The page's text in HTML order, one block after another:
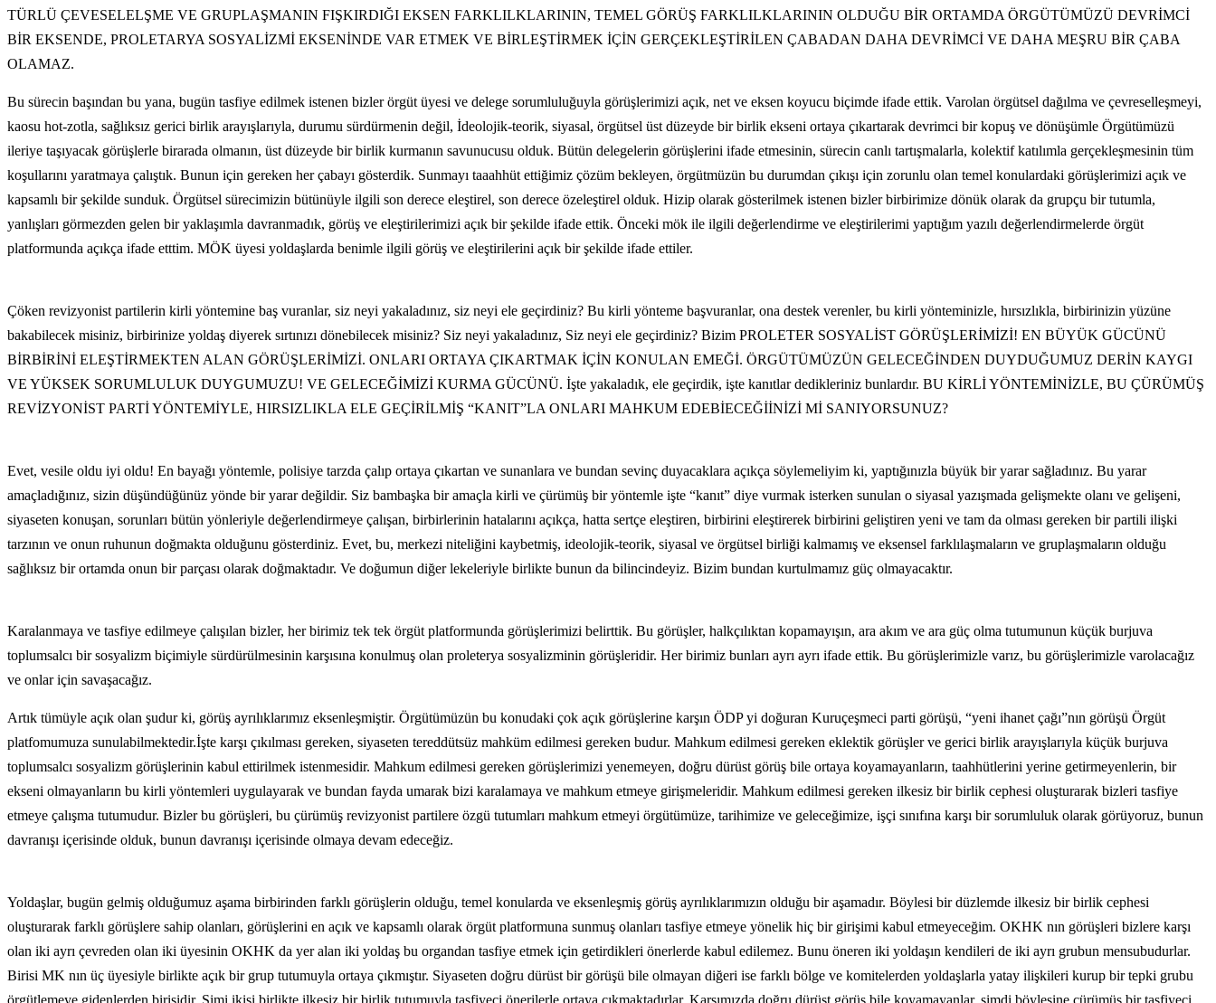
TÜRLÜ ÇEVESELELŞME VE GRUPLAŞMANIN FIŞKIRDIĞI EKSEN FARKLILKLARININ, TEMEL GÖRÜŞ FARKLILKLARININ OLDUĞU BİR ORTAMDA ÖRGÜTÜMÜZÜ DEVRİMCİ
BİR EKSENDE, PROLETARYA SOSYALİZMİ EKSENİNDE VAR ETMEK VE BİRLEŞTİRMEK İÇİN GERÇEKLEŞTİRİLEN ÇABADAN DAHA DEVRİMCİ VE DAHA MEŞRU BİR ÇABA
OLAMAZ.
Bu sürecin başından bu yana, bugün tasfiye edilmek istenen bizler örgüt üyesi ve delege sorumluluğuyla görüşlerimizi açık, net ve eksen koyucu biçimde ifade ettik. Varolan örgütsel dağılma ve çevreselleşmeyi,
kaosu hot-zotla, sağlıksız gerici birlik arayışlarıyla, durumu sürdürmenin değil, İdeolojik-teorik, siyasal, örgütsel üst düzeyde bir birlik ekseni ortaya çıkartarak devrimci bir kopuş ve dönüşümle Örgütümüzü
ileriye taşıyacak görüşlerle birarada olmanın, üst düzeyde bir birlik kurmanın savunucusu olduk. Bütün delegelerin görüşlerini ifade etmesinin, sürecin canlı tartışmalarla, kolektif katılımla gerçekleşmesinin tüm
koşullarını yaratmaya çalıştık. Bunun için gereken her çabayı gösterdik. Sunmayı taaahhüt ettiğimiz çözüm bekleyen, örgütmüzün bu durumdan çıkışı için zorunlu olan temel konulardaki görüşlerimizi açık ve
kapsamlı bir şekilde sunduk. Örgütsel sürecimizin bütünüyle ilgili son derece eleştirel, son derece özeleştirel olduk. Hizip olarak gösterilmek istenen bizler birbirimize dönük olarak da grupçu bir tutumla,
yanlışları görmezden gelen bir yaklaşımla davranmadık, görüş ve eleştirilerimizi açık bir şekilde ifade ettik. Önceki mök ile ilgili değerlendirme ve eleştirilerimi yaptığım yazılı değerlendirmelerde örgüt
platformunda açıkça ifade etttim. MÖK üyesi yoldaşlarda benimle ilgili görüş ve eleştirilerini açık bir şekilde ifade ettiler.
Çöken revizyonist partilerin kirli yöntemine baş vuranlar, siz neyi yakaladınız, siz neyi ele geçirdiniz? Bu kirli yönteme başvuranlar, ona destek verenler, bu kirli yönteminizle, hırsızlıkla, birbirinizin yüzüne
bakabilecek misiniz, birbirinize yoldaş diyerek sırtınızı dönebilecek misiniz? Siz neyi yakaladınız, Siz neyi ele geçirdiniz? Bizim PROLETER SOSYALİST GÖRÜŞLERİMİZİ! EN BÜYÜK GÜCÜNÜ
BİRBİRİNİ ELEŞTİRMEKTEN ALAN GÖRÜŞLERİMİZİ. ONLARI ORTAYA ÇIKARTMAK İÇİN KONULAN EMEĞİ. ÖRGÜTÜMÜZÜN GELECEĞİNDEN DUYDUĞUMUZ DERİN KAYGI
VE YÜKSEK SORUMLULUK DUYGUMUZU! VE GELECEĞİMİZİ KURMA GÜCÜNÜ. İşte yakaladık, ele geçirdik, işte kanıtlar dedikleriniz bunlardır. BU KİRLİ YÖNTEMİNİZLE, BU ÇÜRÜMÜŞ
REVİZYONİST PARTİ YÖNTEMİYLE, HIRSIZLIKLA ELE GEÇİRİLMİŞ “KANIT”LA ONLARI MAHKUM EDEBİECEĞİİNİZİ Mİ SANIYORSUNUZ?
Evet, vesile oldu iyi oldu! En bayağı yöntemle, polisiye tarzda çalıp ortaya çıkartan ve sunanlara ve bundan sevinç duyacaklara açıkça söylemeliyim ki, yaptığınızla büyük bir yarar sağladınız. Bu yarar
amaçladığınız, sizin düşündüğünüz yönde bir yarar değildir. Siz bambaşka bir amaçla kirli ve çürümüş bir yöntemle işte “kanıt” diye vurmak isterken sunulan o siyasal yazışmada gelişmekte olanı ve gelişeni,
siyaseten konuşan, sorunları bütün yönleriyle değerlendirmeye çalışan, birbirlerinin hatalarını açıkça, hatta sertçe eleştiren, birbirini eleştirerek birbirini geliştiren yeni ve tam da olması gereken bir partili ilişki
tarzının ve onun ruhunun doğmakta olduğunu gösterdiniz. Evet, bu, merkezi niteliğini kaybetmiş, ideolojik-teorik, siyasal ve örgütsel birliği kalmamış ve eksensel farklılaşmaların ve gruplaşmaların olduğu
sağlıksız bir ortamda onun bir parçası olarak doğmaktadır. Ve doğumun diğer lekeleriyle birlikte bunun da bilincindeyiz. Bizim bundan kurtulmamız güç olmayacaktır.
Karalanmaya ve tasfiye edilmeye çalışılan bizler, her birimiz tek tek örgüt platformunda görüşlerimizi belirttik. Bu görüşler, halkçılıktan kopamayışın, ara akım ve ara güç olma tutumunun küçük burjuva
toplumsalcı bir sosyalizm biçimiyle sürdürülmesinin karşısına konulmuş olan proleterya sosyalizminin görüşleridir. Her birimiz bunları ayrı ayrı ifade ettik. Bu görüşlerimizle varız, bu görüşlerimizle varolacağız
ve onlar için savaşacağız.
Artık tümüyle açık olan şudur ki, görüş ayrılıklarımız eksenleşmiştir. Örgütümüzün bu konudaki çok açık görüşlerine karşın ÖDP yi doğuran Kuruçeşmeci parti görüşü, “yeni ihanet çağı”nın görüşü Örgüt
platfomumuza sunulabilmektedir.İşte karşı çıkılması gereken, siyaseten tereddütsüz mahküm edilmesi gereken budur. Mahkum edilmesi gereken eklektik görüşler ve gerici birlik arayışlarıyla küçük burjuva
toplumsalcı sosyalizm görüşlerinin kabul ettirilmek istenmesidir. Mahkum edilmesi gereken görüşlerimizi yenemeyen, doğru dürüst görüş bile ortaya koyamayanların, taahhütlerini yerine getirmeyenlerin, bir
ekseni olmayanların bu kirli yöntemleri uygulayarak ve bundan fayda umarak bizi karalamaya ve mahkum etmeye girişmeleridir. Mahkum edilmesi gereken ilkesiz bir birlik cephesi oluşturarak bizleri tasfiye
etmeye çalışma tutumudur. Bizler bu görüşleri, bu çürümüş revizyonist partilere özgü tutumları mahkum etmeyi örgütümüze, tarihimize ve geleceğimize, işçi sınıfına karşı bir sorumluluk olarak görüyoruz, bunun
davranışı içerisinde olduk, bunun davranışı içerisinde olmaya devam edeceğiz.
Yoldaşlar, bugün gelmiş olduğumuz aşama birbirinden farklı görüşlerin olduğu, temel konularda ve eksenleşmiş görüş ayrılıklarımızın olduğu bir aşamadır. Böylesi bir düzlemde ilkesiz bir birlik cephesi
oluşturarak farklı görüşlere sahip olanları, görüşlerini en açık ve kapsamlı olarak örgüt platformuna sunmuş olanları tasfiye etmeye yönelik hiç bir girişimi kabul etmeyeceğim. OKHK nın görüşleri bizlere karşı
olan iki ayrı çevreden olan iki üyesinin OKHK da yer alan iki yoldaş bu organdan tasfiye etmek için getirdikleri önerlerde kabul edilemez. Bunu öneren iki yoldaşın kendileri de iki ayrı grubun mensubudurlar.
Birisi MK nın üç üyesiyle birlikte açık bir grup tutumuyla ortaya çıkmıştır. Siyaseten doğru dürüst bir görüşü bile olmayan diğeri ise farklı bölge ve komitelerden yoldaşlarla yatay ilişkileri kurup bir tepki grubu